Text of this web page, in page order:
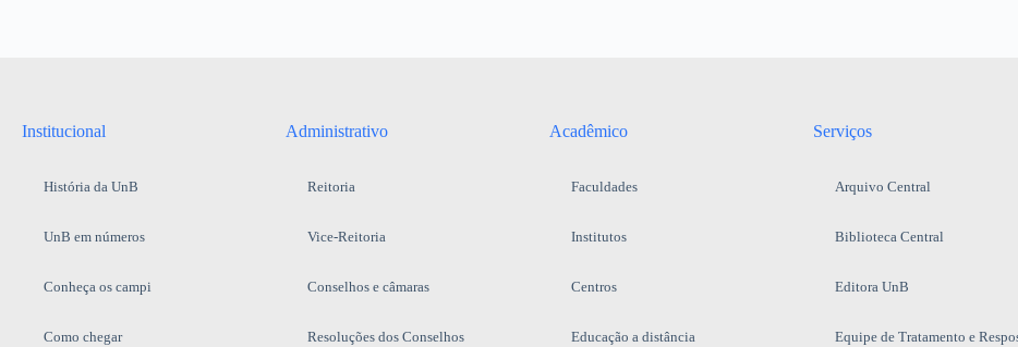
Institucional
História da UnB
UnB em números
Conheça os campi
Como chegar
Administrativo
Reitoria
Vice-Reitoria
Conselhos e câmaras
Resoluções dos Conselhos
Acadêmico
Faculdades
Institutos
Centros
Educação a distância
Serviços
Arquivo Central
Biblioteca Central
Editora UnB
Equipe de Tratamento e